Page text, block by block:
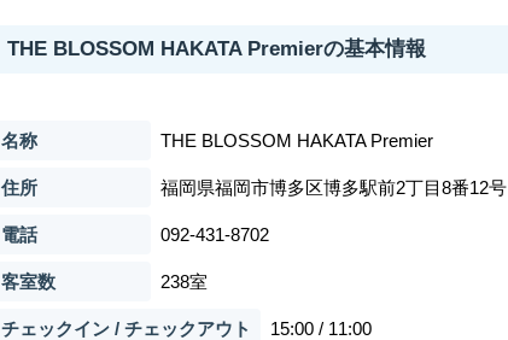
THE BLOSSOM HAKATA Premierの基本情報
名称 THE BLOSSOM HAKATA Premier
住所 福岡県福岡市博多区博多駅前2丁目8番12号
電話 092-431-8702
客室数 238室
チェックイン / チェックアウト 15:00 / 11:00